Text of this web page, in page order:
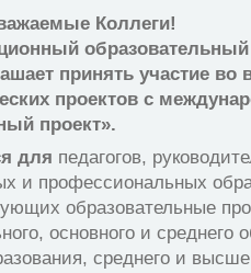
образовательный
принять участие во
проектов с
проект».
для педагогов,
и профессиональных
образовательные
основного и среднего
среднего и